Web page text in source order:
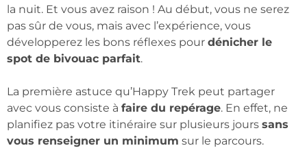
la nuit. Et vous avez raison ! Au début, vous ne serez
pas sûr de vous, mais avec l’expérience, vous
développerez les bons réflexes pour dénicher le
spot de bivouac parfait.
La première astuce qu’Happy Trek peut partager
avec vous consiste à faire du repérage. En effet, ne
planifiez pas votre itinéraire sur plusieurs jours sans
vous renseigner un minimum sur le parcours.